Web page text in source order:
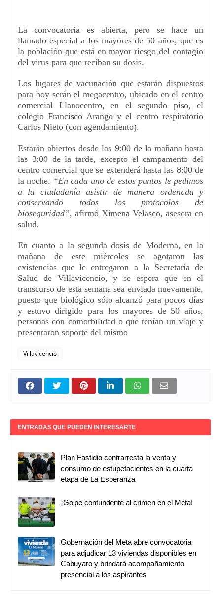
La convocatoria es abierta, pero se hace un
llamado especial a los mayores de 50 años, que es
la población que está en mayor riesgo del contagio
del virus para que reciban su dosis.
Los lugares de vacunación que estarán dispuestos
para hoy serán el megacentro, ubicado en el centro
comercial Llanocentro, en el segundo piso, el
colegio Francisco Arango yel centro respiratorio
Carlos Nieto (con agendamiento).
Estarán abiertos desde las 9:00 de la mañana hasta
las 3:00 de la tarde, exceptoelcampamento del
centro comercial quese extenderá hasta las 8:00 de
la noche. “En cada uno de estos puntos le pedimos
a la ciudadanía asistir de manera ordenada y
conservando todos los protocolos de
bioseguridad”, afirmó Ximena Velasco, asesora en
salud.
En cuanto a la segunda dosis de Moderna, en la
mañana de este miércolesse agotaron las
existencias que le entregaron a la Secretaría de
Salud de Villavicencio, y se espera que en el
transcurso de esta semana sea enviada nuevamente,
puesto que biológico sólo alcanzó para pocos días
y estuvo dirigido para los mayores de 50 años,
personas con comorbilidad o que tenían un viaje y
presentaron soporte del mismo
Villavicencio
ENTRADAS QUE PUEDEN INTERESARTE
Plan Fastidio contrarresta la venta y
consumo de estupefacientes en la cuarta
etapa de La Esperanza
¡Golpe contundente al crimen en el Meta!
Gobernación del Meta abre convocatoria
para adjudicar 13 viviendas disponibles en
Cabuyaro y brindará acompañamiento
presencial a los aspirantes